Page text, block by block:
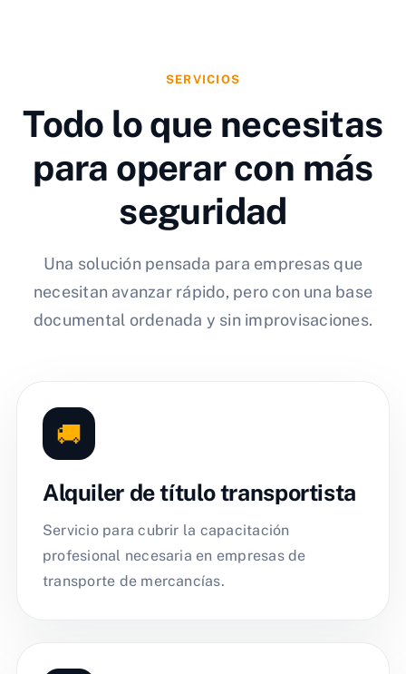
SERVICIOS
Todo lo que necesitas
para operar con más
seguridad
Una solución pensada para empresas que
necesitan avanzar rápido, pero con una base
documental ordenada y sin improvisaciones.
🚚
Alquiler de título transportista
Servicio para cubrir la capacitación
profesional necesaria en empresas de
transporte de mercancías.